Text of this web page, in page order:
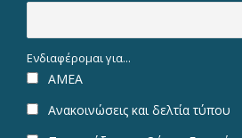
Ενδιαφέρομαι για...
ΑΜΕΑ
Ανακοινώσεις και δελτία τύπου